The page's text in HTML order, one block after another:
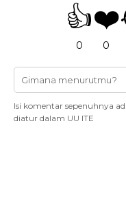
👍
0
❤️
0
Isi komentar sepenuhnya
diatur dalam UU ITE